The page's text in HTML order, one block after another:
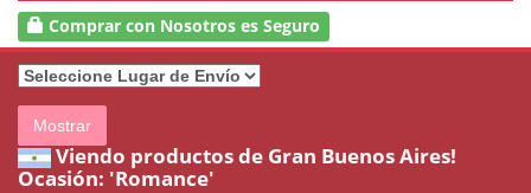
Comprar con Nosotros es Seguro
Mostrar
Viendo productos de Gran Buenos Aires!
Ocasión: 'Romance'